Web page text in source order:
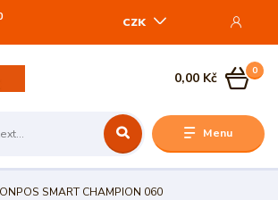
Menu
CZK
0
0,00 Kč
SMART CHAMPION 060